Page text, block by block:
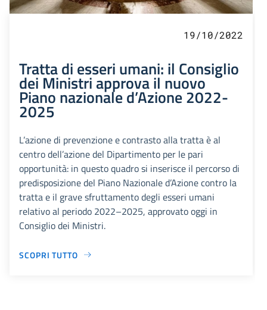
19/10/2022
Tratta di esseri umani: il Consiglio
dei Ministri approva il nuovo
Piano nazionale d’Azione 2022-
2025
L’azione di prevenzione e contrasto alla tratta è al
centro dell’azione del Dipartimento per le pari
opportunità: in questo quadro si inserisce il percorso di
predisposizione del Piano Nazionale d’Azione contro la
tratta e il grave sfruttamento degli esseri umani
relativo al periodo 2022–2025, approvato oggi in
Consiglio dei Ministri.
SCOPRI TUTTO